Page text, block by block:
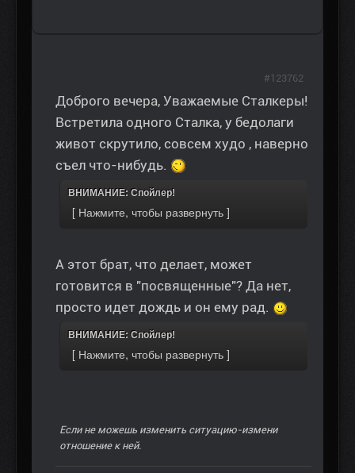
Доброго вечера, Уважаемые Сталкеры!
Встретила одного Сталка, у бедолаги
живот скрутило, совсем худо , наверно
съел что-нибудь.
ВНИМАНИЕ: Спойлер!
А этот брат, что делает, может
готовится в "посвященные"? Да нет,
просто идет дождь и он ему рад.
ВНИМАНИЕ: Спойлер!
Если не можешь изменить ситуацию-измени
отношение к ней.
#123762